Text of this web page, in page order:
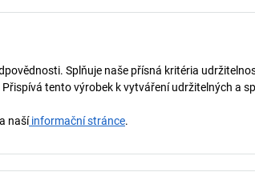
Splňuje naše přísná kritéria
tento výrobek k vytváření udržitelných a
našíinformační stránce.